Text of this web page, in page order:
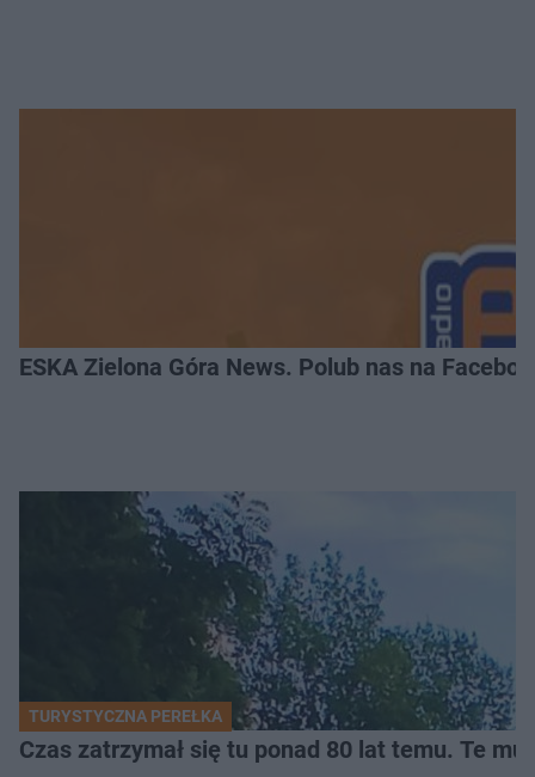
ESKA Zielona Góra News. Polub nas na
TURYSTYCZNA PEREŁKA
Czas zatrzymał się tu ponad 80 lat temu. Te